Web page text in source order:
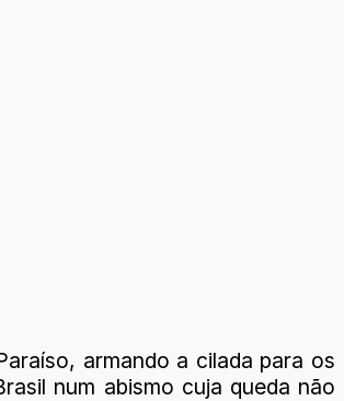
armando a cilada para os
num abismo cuja queda não